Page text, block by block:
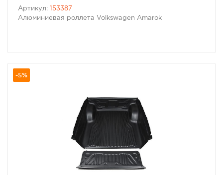
Артикул:
153387
Алюминиевая роллета Volkswagen Amarok
-5%